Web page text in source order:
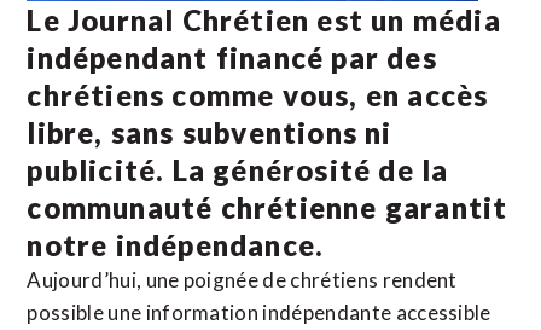
Le Journal Chrétien est un média
indépendant financé par des
chrétiens comme vous, en accès
libre, sans subventions ni
publicité. La générosité de la
communauté chrétienne garantit
notre indépendance.
Aujourd’hui, une poignée de chrétiens rendent
possible une information indépendante accessible